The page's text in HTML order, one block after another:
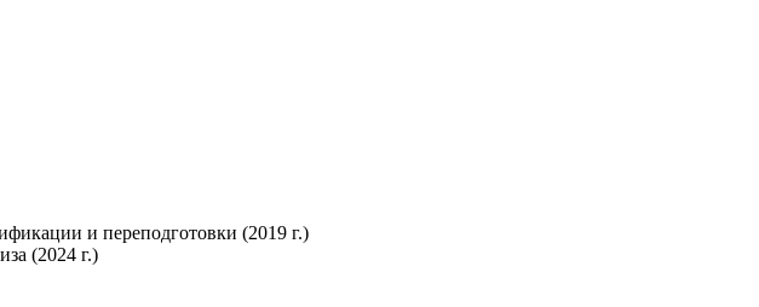
и переподготовки (2019 г.)
(2024 г.)